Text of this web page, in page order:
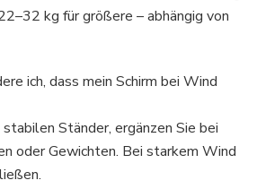
kg für größere – abhängig von
ich, dass mein Schirm bei Wind
Ständer, ergänzen Sie bei
oder Gewichten. Bei starkem Wind